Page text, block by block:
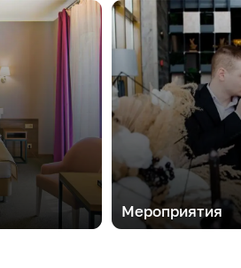
Мероприятия